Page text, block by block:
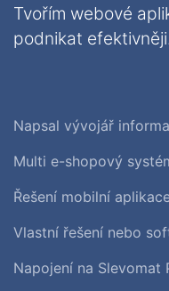
Tvořím webové
podnikat
Napsal vývojář
Multi e-shopový
Řešení mobilní
Vlastní řešení nebo
Napojení na Slevomat